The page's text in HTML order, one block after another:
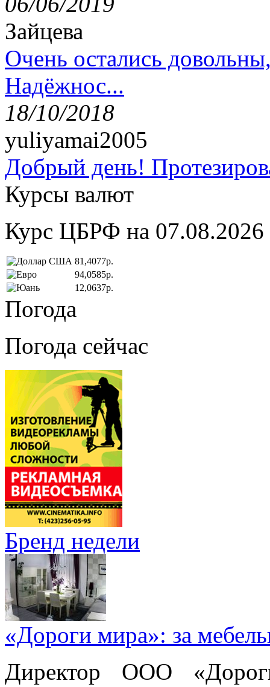
Зайцева
Очень остались
Надёжнос...
18/10/2018
yuliyamai2005
Добрый день!
Курсы валют
Курс ЦБРФ на 07.08.2026
81,4077р.
94,0585р.
12,0637р.
Погода
Погода сейчас
Бренд недели
«Дороги мира»: за
Директор ООО